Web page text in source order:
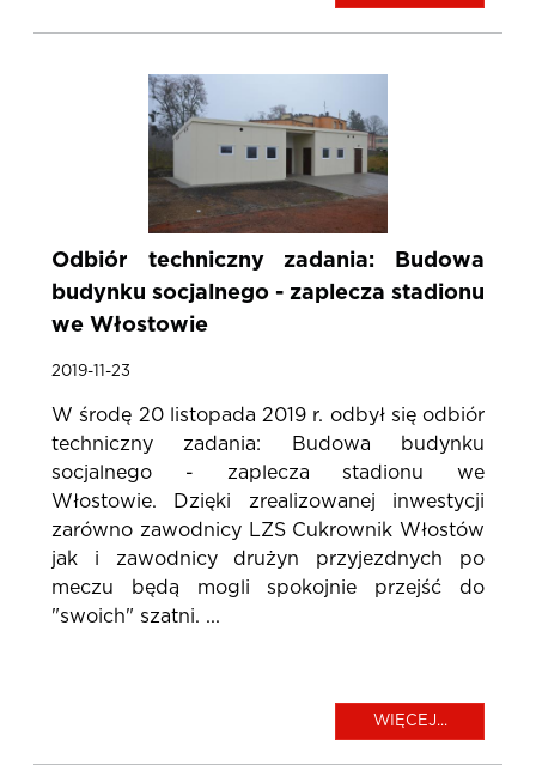
Odbiór techniczny zadania: Budowa
budynku socjalnego - zaplecza stadionu
we Włostowie
2019-11-23
W środę 20 listopada 2019 r. odbył się odbiór
techniczny zadania: Budowa budynku
socjalnego - zaplecza stadionu we
Włostowie. Dzięki zrealizowanej inwestycji
zarówno zawodnicy LZS Cukrownik Włostów
jak i zawodnicy drużyn przyjezdnych po
meczu będą mogli spokojnie przejść do
"swoich" szatni. ...
WIĘCEJ...